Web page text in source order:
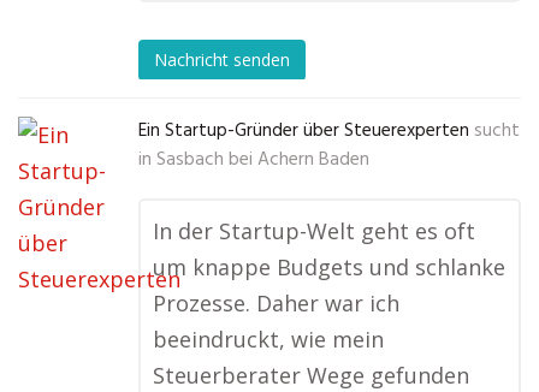
Nachricht senden
Ein Startup-Gründer über Steuerexperten sucht
in Sasbach bei Achern Baden
In der Startup-Welt geht es oft
um knappe Budgets und schlanke
Prozesse. Daher war ich
beeindruckt, wie mein
Steuerberater Wege gefunden